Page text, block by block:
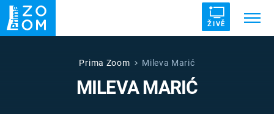
ŽIVĚ
UFO DRUHÁ SVĚTOVÁ VÁLKA
VETŘELCI DÁVNOVĚKU
Prima Zoom Mileva Marić
MILEVA MARIĆ